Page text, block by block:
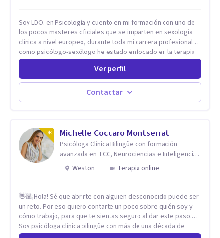
Soy LDO. en Psicología y cuento en mi formación con uno de
los pocos masteres oficiales que se imparten en sexología
clínica a nivel europeo, durante toda mi carrera profesional
como psicólogo-sexólogo he estado enfocado en la terapia
sexual desde una perspectiva multidisciplinar BIO-PSICO-
SOCIAL ya que aunque las bases de mi trabajo son
psicológicas, si no se tienen en consideración otros factores
la terapia puede no funcionar al tener una visión demasiado
simplista, excluyendo de antemano otros factores que
como algo particular e intentando adaptarme a tu situación
personal concreta. En especial mi ámbito de trabajo es la
disfunción eréctil, la eyaculación precoz y la falta de deseo
tanto en mujeres como en hombres. La sexualidad es de
enorme importancia tanto para el bienestar físico y mental
Ver perfil
Contactar
Michelle Coccaro Montserrat
Psicóloga Clínica Bilingüe con formación
avanzada en TCC, Neurociencias e Inteligencia
Emocional.
Weston Terapia online
👋🏽¡Hola! Sé que abrirte con alguien desconocido puede ser
un reto. Por eso quiero contarte un poco sobre quién soy y
cómo trabajo, para que te sientas seguro al dar este paso.
Soy psicóloga clínica bilingüe con más de una década de
experiencia. He dictado conferencias, escrito artículos y